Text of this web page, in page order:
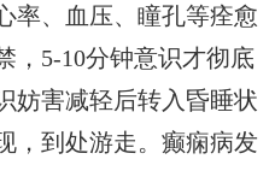
率、血压、瞳孔等痊愈
，5-10分钟意识才彻底
妨害减轻后转入昏睡状
，到处游走。癫痫病发